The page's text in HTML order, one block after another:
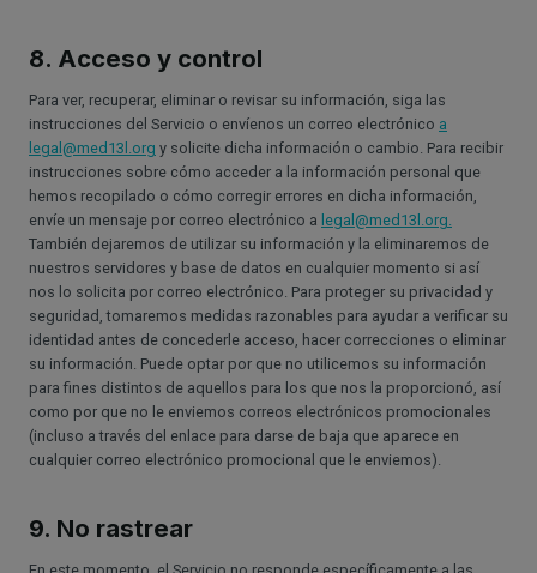
8. Acceso y control
Para ver, recuperar, eliminar o revisar su información, siga las
instrucciones del Servicio o envíenos un correo electrónico a
legal@med13l.org y solicite dicha información o cambio. Para recibir
instrucciones sobre cómo acceder a la información personal que
hemos recopilado o cómo corregir errores en dicha información,
envíe un mensaje por correo electrónico a legal@med13l.org.
También dejaremos de utilizar su información y la eliminaremos de
nuestros servidores y base de datos en cualquier momento si así
nos lo solicita por correo electrónico. Para proteger su privacidad y
seguridad, tomaremos medidas razonables para ayudar a verificar su
identidad antes de concederle acceso, hacer correcciones o eliminar
su información. Puede optar por que no utilicemos su información
para fines distintos de aquellos para los que nos la proporcionó, así
como por que no le enviemos correos electrónicos promocionales
(incluso a través del enlace para darse de baja que aparece en
cualquier correo electrónico promocional que le enviemos).
9. No rastrear